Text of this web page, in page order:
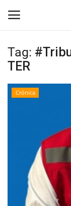
Inicio
Crónica
Tribunales
Deporte
Política
Tag:
TER
Crónica